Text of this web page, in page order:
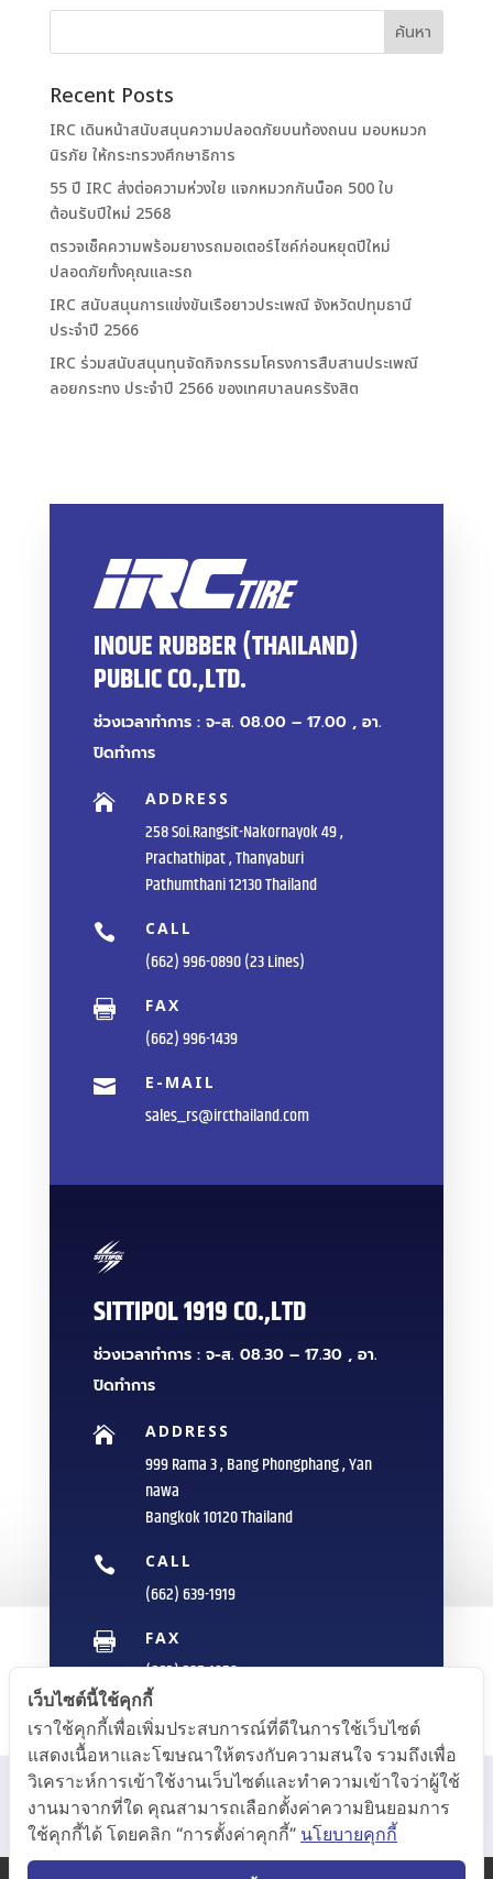
Recent Posts
IRC เดินหน้าสนับสนุนความปลอดภัยบนท้องถนน มอบหมวก
นิรภัย ให้กระทรวงศึกษาธิการ
55 ปี IRC ส่งต่อความห่วงใย แจกหมวกกันน็อค 500 ใบ
ต้อนรับปีใหม่ 2568
ตรวจเช็คความพร้อมยางรถมอเตอร์ไซค์ก่อนหยุดปีใหม่
ปลอดภัยทั้งคุณและรถ
IRC สนับสนุนการแข่งขันเรือยาวประเพณี จังหวัดปทุมธานี
ประจำปี 2566
IRC ร่วมสนับสนุนทุนจัดกิจกรรมโครงการสืบสานประเพณี
ลอยกระทง ประจำปี 2566 ของเทศบาลนครรังสิต
INOUE RUBBER (THAILAND)
PUBLIC CO.,LTD.
ช่วงเวลาทำการ : จ-ส. 08.00 – 17.00 , อา.
ปิดทำการ
 ADDRESS
258 Soi.Rangsit-Nakornayok 49 ,
Prachathipat , Thanyaburi
Pathumthani 12130 Thailand
 CALL
(662) 996-0890 (23 Lines)
 FAX
(662) 996-1439
 E-MAIL
sales_rs@ircthailand.com
SITTIPOL 1919 CO.,LTD
ช่วงเวลาทำการ : จ-ส. 08.30 – 17.30 , อา.
ปิดทำการ
 ADDRESS
999 Rama 3 , Bang Phongphang , Yan
nawa
Bangkok 10120 Thailand
 CALL
(662) 639-1919
 FAX
(662) 235-1959
 E-MAIL
info@sittipol.com
เว็บไซต์นี้ใช้คุกกี้
เราใช้คุกกี้เพื่อเพิ่มประสบการณ์ที่ดีในการใช้เว็บไซต์
แสดงเนื้อหาและโฆษณาให้ตรงกับความสนใจ รวมถึงเพื่อ
วิเคราะห์การเข้าใช้งานเว็บไซต์และทำความเข้าใจว่าผู้ใช้
งานมาจากที่ใด คุณสามารถเลือกตั้งค่าความยินยอมการ
ใช้คุกกี้ได้ โดยคลิก “การตั้งค่าคุกกี้” นโยบายคุกกี้